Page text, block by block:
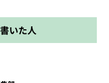
いた人